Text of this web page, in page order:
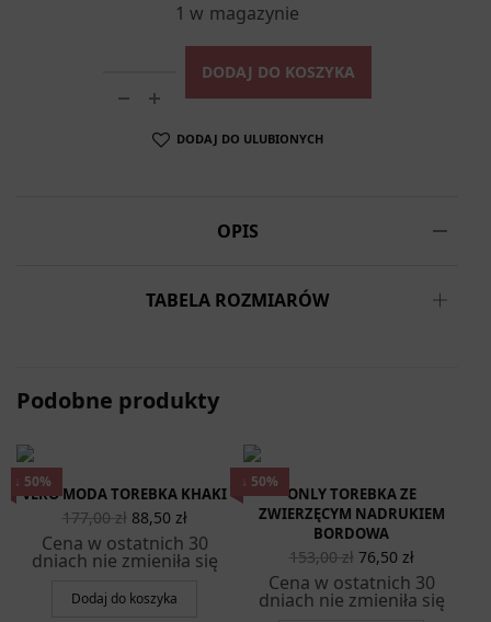
1 w magazynie
DODAJ DO KOSZYKA
DODAJ DO ULUBIONYCH
OPIS
TABELA ROZMIARÓW
Podobne produkty
↓ 50%
VERO MODA TOREBKA KHAKI
177,00zł Pierwotna
cena
wynosiła:
177,00 zł.
88,50 złAktualna
cena
wynosi:
88,50 zł.
Cena w ostatnich 30
dniach nie zmieniła się
Dodaj do koszyka
↓ 50%
ONLY TOREBKA ZE
ZWIERZĘCYM NADRUKIEM
BORDOWA
153,00zł Pierwotna
cena
wynosiła:
153,00 zł.
76,50 złAktualna
cena
wynosi:
76,50 zł.
Cena w ostatnich 30
dniach nie zmieniła się